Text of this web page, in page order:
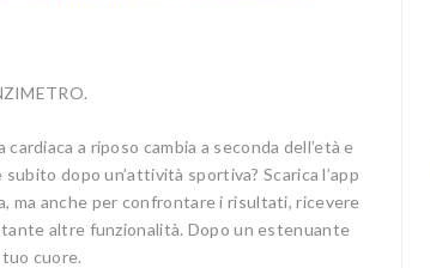
a riposo cambia a seconda dell’età e
dopo un’attività sportiva? Scarica l’app
ma anche per confrontare i risultati, ricevere
altre funzionalità. Dopo un estenuante
cuore.